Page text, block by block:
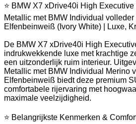
⭐ BMW X7 xDrive40i High
Metallic met BMW Individual volleder
Elfenbeinweiß (Ivory White) | Luxe,
De BMW X7 xDrive40i High
indrukwekkende luxe met krachtige
een uitzonderlijk ruim interieur.
Metallic met BMW Individual Merino
Elfenbeinweiß biedt deze premium
comfortabele rijervaring met
maximale veelzijdigheid.
⭐ Belangrijkste Kenmerken &